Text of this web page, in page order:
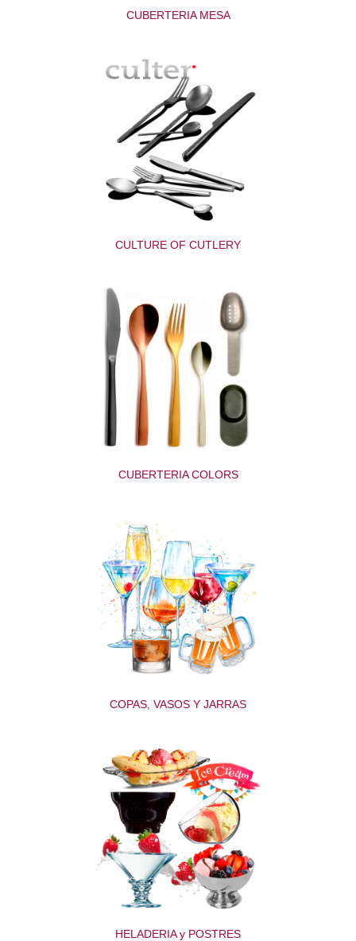
CUBERTERIA MESA
CULTURE OF CUTLERY
CUBERTERIA COLORS
COPAS, VASOS Y JARRAS
HELADERIA y POSTRES